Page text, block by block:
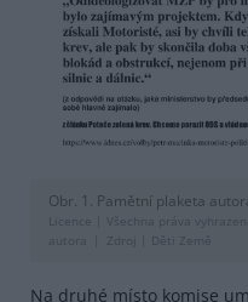
Obr. 1. Pamětní plaketa
Licence |
Všechna práva
autora
Zdroj | Děti Země
Na druhé místo komise